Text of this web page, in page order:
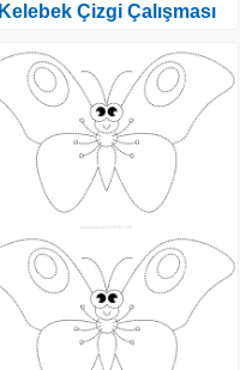
Kelebek Çizgi Çalışması